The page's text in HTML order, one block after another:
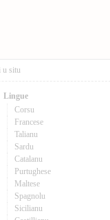
u situ
Lingue
Corsu
Francese
Talianu
Sardu
Catalanu
Purtughese
Maltese
Spagnolu
Sicilianu